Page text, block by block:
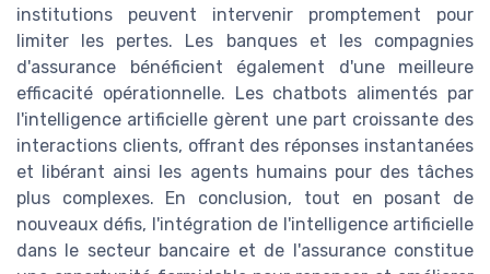
institutions peuvent intervenir promptement pour
limiter les pertes. Les banques et les compagnies
d'assurance bénéficient également d'une meilleure
efficacité opérationnelle. Les chatbots alimentés par
l'intelligence artificielle gèrent une part croissante des
interactions clients, offrant des réponses instantanées
et libérant ainsi les agents humains pour des tâches
plus complexes. En conclusion, tout en posant de
nouveaux défis, l'intégration de l'intelligence artificielle
dans le secteur bancaire et de l'assurance constitue